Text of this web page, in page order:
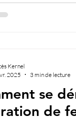
se
de
Kernel
2025
3 min de lecture